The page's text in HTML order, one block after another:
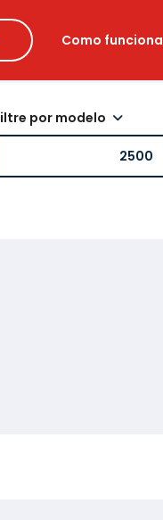
Como funciona
filtre por modelo
2500